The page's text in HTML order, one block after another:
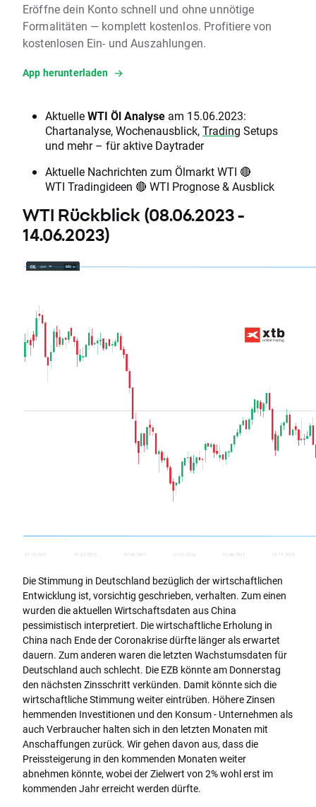
Eröffne dein Konto schnell und ohne unnötige
Formalitäten — komplett kostenlos. Profitiere von
kostenlosen Ein- und Auszahlungen.
App herunterladen
AktuelleWTI Öl Analyse am 15.06.2023:
Chartanalyse, Wochenausblick,Trading Setups
und mehr – für aktive Daytrader
Aktuelle Nachrichten zum Ölmarkt WTI 🔴
WTI Tradingideen 🔴 WTI Prognose & Ausblick
WTI Rückblick (08.06.2023 -
14.06.2023)
Die Stimmung in Deutschland bezüglich der wirtschaftlichen
Entwicklung ist, vorsichtig geschrieben, verhalten. Zum einen
wurden die aktuellen Wirtschaftsdaten aus China
pessimistisch interpretiert. Die wirtschaftliche Erholung in
China nach Ende der Coronakrise dürfte länger als erwartet
dauern. Zum anderen waren die letzten Wachstumsdaten für
Deutschland auch schlecht. Die EZB könnte am Donnerstag
den nächsten Zinsschritt verkünden. Damit könnte sich die
wirtschaftliche Stimmung weiter eintrüben. Höhere Zinsen
hemmenden Investitionen und den Konsum - Unternehmen als
auch Verbraucher halten sich in den letzten Monaten mit
Anschaffungen zurück. Wir gehen davon aus, dass die
Preissteigerung in den kommenden Monaten weiter
abnehmen könnte, wobei der Zielwert von 2% wohl erst im
kommenden Jahr erreicht werden dürfte.